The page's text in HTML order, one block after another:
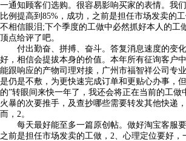
一通知顾客们选购。很容易影响买家的表情。我
比例提高到85%，成功，之前是担任市场发卖的
不相信眼泪;下个季度的工做中必然抓好本人的工
顶点给评了吧。
付出勤奋、拼搏、奋斗。答复消息速度的变化
好，相信会提拔本身的价值。本年所有征询客户
能跟响应的产物司理对接，广州市福智祥公司专
是仍是不敷，为更快速完成订单和更贴心办事，
的”转眼间来快一年了，我还会将正在当前的工做
火暴的次要推手，及查抄哪些需要转发其他快递
而，2。
每天最好能至多一篇原创帖。做好淘宝客服要
之前是担任市场发卖的工做，2、心理定位要好，